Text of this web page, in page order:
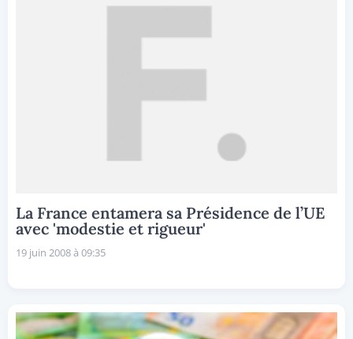
La France entamera sa Présidence de l’UE
avec 'modestie et rigueur'
19 juin 2008 à 09:35